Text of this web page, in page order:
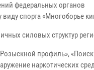
федеральных органов
спорта «Многоборье
силовых структур
профиль»,
наркотических